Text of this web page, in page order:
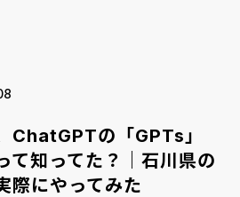
ChatGPTの「GPTs」
て知ってた？｜石川県の
際にやってみた